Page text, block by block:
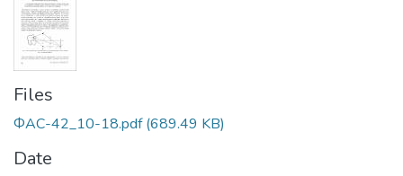
Files
ФАС-42_10-18.pdf(689.49 KB)
Date